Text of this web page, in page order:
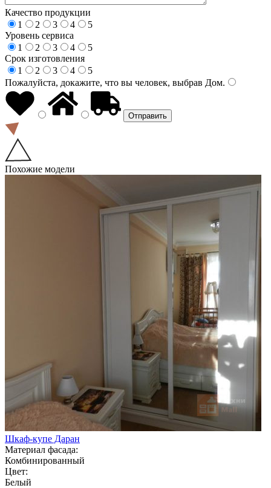
Качество продукции
1
2 3 4
5
Уровень сервиса
1
2 3 4
5
Срок изготовления
1
2 3 4
5
Пожалуйста, докажите, что вы человек, выбрав Дом.
Похожие модели
Шкаф-купе Даран
Материал фасада:
Комбинированный
Цвет:
Белый